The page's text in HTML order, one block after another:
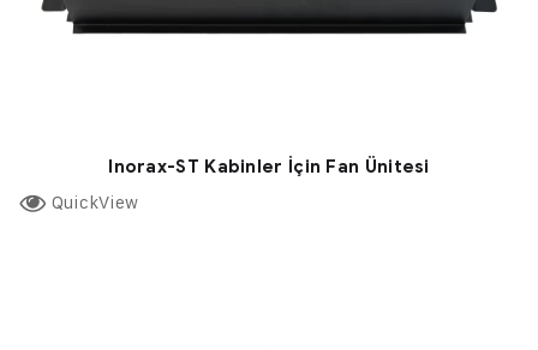
Inorax-ST Kabinler İçin Fan Ünitesi
QuickView